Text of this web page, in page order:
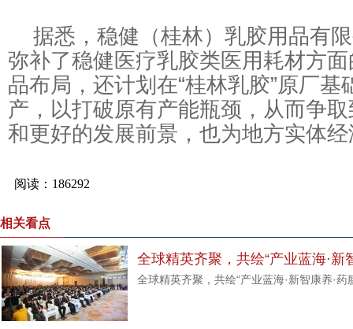
据悉，稳健（桂林）乳胶用品有
弥补了稳健医疗乳胶类医用耗材方
品布局，还计划在“桂林乳胶”原厂基
产，以打破原有产能瓶颈，从而争
和更好的发展前景，也为地方实体
相关看点
全球精英齐聚，共绘“产业蓝海·新
全球精英齐聚，共绘“产业蓝海·新智康养·药